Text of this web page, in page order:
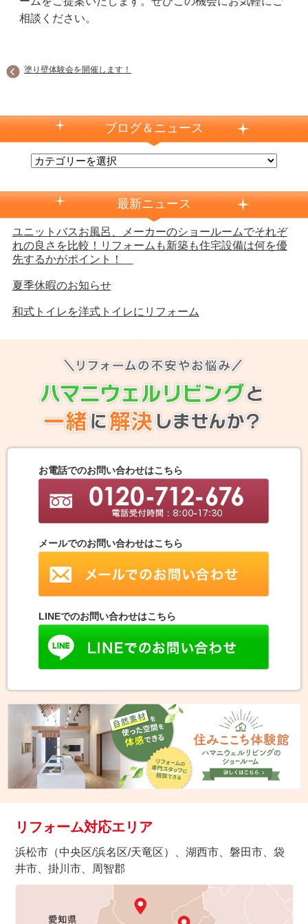
相談ください。
塗り壁体験会を開催します！
ブログ＆ニュース
最新ニュース
ユニットバスお風呂、メーカーのショールームでそれぞ
れの良さを比較！リフォームも新築も住宅設備は何を優
先するかがポイント！
夏季休暇のお知らせ
和式トイレを洋式トイレにリフォーム
お電話でのお問い合わせはこちら
メールでのお問い合わせはこちら
LINEでのお問い合わせはこちら
リフォーム対応エリア
浜松市（中央区/浜名区/天竜区）、湖西市、磐田市、袋
井市、掛川市、周智郡